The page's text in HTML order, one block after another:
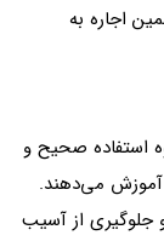
اجاره به
استفاده صحیح و
آموزش می‌دهند.
و جلوگیری از آسیب